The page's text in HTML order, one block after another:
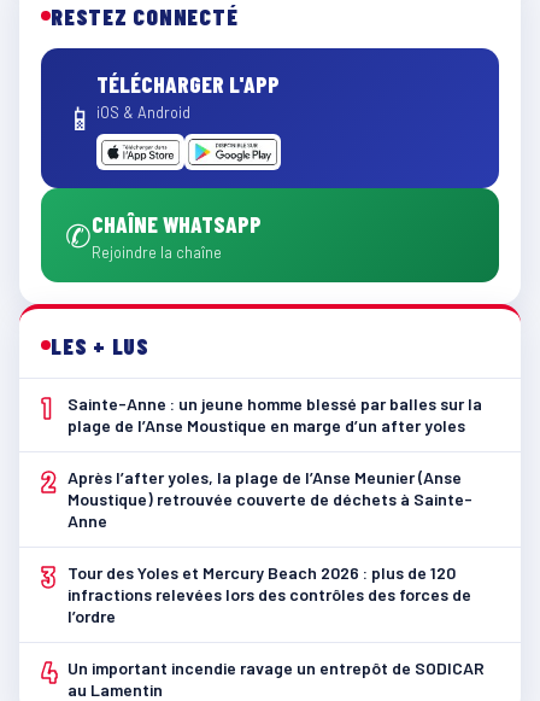
RESTEZ CONNECTÉ
📱
TÉLÉCHARGER L'APP
iOS & Android
✆CHAÎNE WHATSAPP
Rejoindre la chaîne
LES + LUS
1
Sainte-Anne : un jeune homme blessé par balles sur la
plage de l’Anse Moustique en marge d’un after yoles
2 Après l’after yoles, la plage de l’Anse Meunier (Anse
Moustique) retrouvée couverte de déchets à Sainte-
Anne
3
Tour des Yoles et Mercury Beach 2026 : plus de 120
infractions relevées lors des contrôles des forces de
l’ordre
4 Un important incendie ravage un entrepôt de SODICAR
au Lamentin